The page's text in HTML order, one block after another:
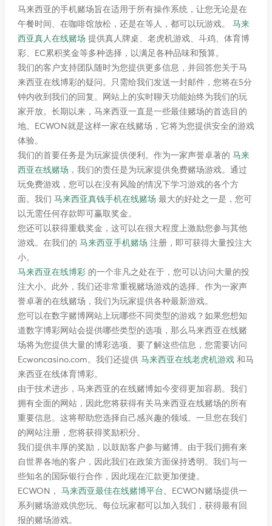
马来西亚的手机赌场旨在适用于所有操作系统，让您无论是在
午餐时间、在咖啡馆放松，还是在等人，都可以玩游戏。 马来
西亚真人在线赌场 提供真人牌桌、老虎机游戏、斗鸡、体育博
彩、EC累积奖金等多种选择，以满足各种品味和预算。
我们的客户支持团队随时为您提供更多信息，并回答您关于马
来西亚在线博彩的疑问。只需给我们发送一封邮件，您将在5分
钟内收到我们的回复。网站上的实时聊天功能始终为我们的玩
家开放。长期以来，马来西亚一直是一些最佳赌场的首选目的
地。ECWON就是这样一家在线赌场，它将为您提供安全的游戏
体验。
我们的首要任务是为玩家提供便利。作为一家声誉卓著的 马来
西亚在线赌场 ，我们的责任是为玩家提供免费赌场游戏。通过
玩免费游戏，您可以在没有风险的情况下学习游戏的各个方
面。我们 马来西亚真钱手机在线赌场 最大的好处之一是，您可
以无需任何存款即可赢取奖金。
您还可以获得重载奖金，这可以在很大程度上激励您参与其他
游戏。在我们的 马来西亚手机赌场 注册，即可获得大量投注大
小。
马来西亚在线博彩 的一个非凡之处在于，您可以访问大量的投
注大小。此外，我们还非常重视赌场游戏的选择。作为一家声
誉卓著的在线赌场，我们为玩家提供各种最新游戏。
您可以在数字赌博网站上玩哪些不同类型的游戏？如果您想知
道数字博彩网站会提供哪些类型的选项，那么马来西亚在线赌
场将为您提供大量的博彩选项。要了解这些信息，您需要访问
Ecwoncasino.com。我们还提供 马来西亚在线老虎机游戏 和马
来西亚在线体育博彩。
由于技术进步，马来西亚的在线赌博如今变得更加容易。我们
拥有全面的网站，因此您将获得有关马来西亚在线赌场的所有
重要信息。这将帮助您选择自己感兴趣的领域。一旦您在我们
的网站注册，您将获得奖励积分。
我们提供丰厚的奖励，以鼓励客户参与赌博。由于我们拥有来
自世界各地的客户，因此我们在政策方面保持透明。我们与一
些知名的国际银行合作，因此现在汇款更加便捷。
ECWON， 马来西亚最佳在线赌博平台。ECWON赌场提供一
系列赌场游戏供您玩。每位玩家都可以加入我们，获得最有回
报的赌场游戏。